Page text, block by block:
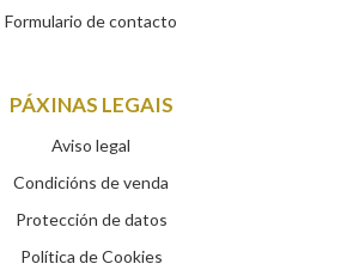
Formulario de contacto
PÁXINAS LEGAIS
Aviso legal
Condicións de venda
Protección de datos
Política de Cookies